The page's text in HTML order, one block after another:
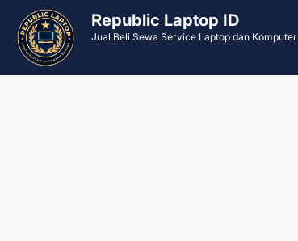
Republic Laptop ID
Jual Beli Sewa Service Laptop dan Komputer